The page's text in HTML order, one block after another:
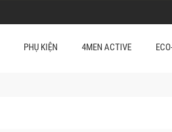
PHỤ KIỆN 4MEN ACTIVE